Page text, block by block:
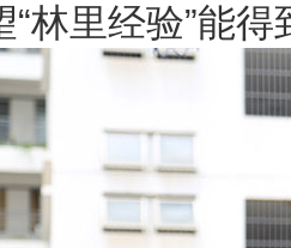
“林里经验”能